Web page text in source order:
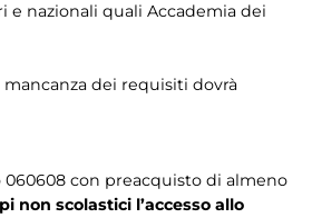
e nazionali quali Accademia dei
dei requisiti dovrà
con preacquisto di almeno
non scolastici l’accesso allo